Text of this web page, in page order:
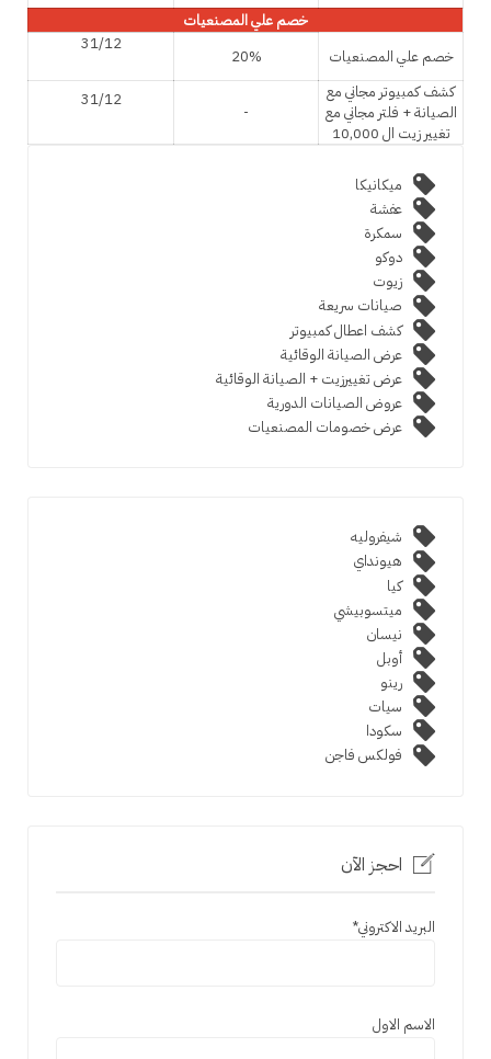
خصم علي المصنعيات
خصم علي المصنعيات
20%
31/12
كشف كمبيوتر مجاني مع
الصيانة + فلتر مجاني مع
تغيير زيت ال 10,000
-
31/12
ميكانيكا
عفشة
سمكرة
دوكو
زيوت
صيانات سريعة
كشف اعطال كمبيوتر
عرض الصيانة الوقائية
عرض تغييرزيت + الصيانة الوقائية
عروض الصيانات الدورية
عرض خصومات المصنعيات
شيفروليه
هيونداي
كيا
ميتسوبيشي
نيسان
أوبل
رينو
سيات
سكودا
فولكس فاجن
احجز الآن
البريد الاكتروني*
الاسم الاول